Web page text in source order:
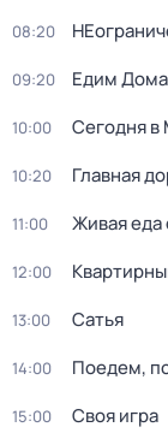
08:20
09:20 Едим Дома
10:00 Сегодня в
10:20 Главная
11:00 Живая
12:00
13:00 Сатья
14:00 Поедем,
15:00 Своя игра